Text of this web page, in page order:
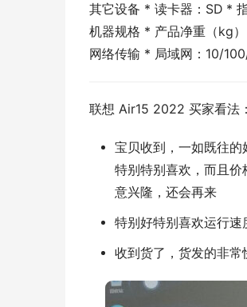
其它设备 * 读卡器：SD *
机器规格 * 产品净重（kg
网络传输 * 局域网：10/
联想 Air15 2022 买家看法：
宝贝收到，一如既往的
特别特别喜欢，而且
意兴隆，还会再来
特别好特别喜欢运行
收到货了，货发的非